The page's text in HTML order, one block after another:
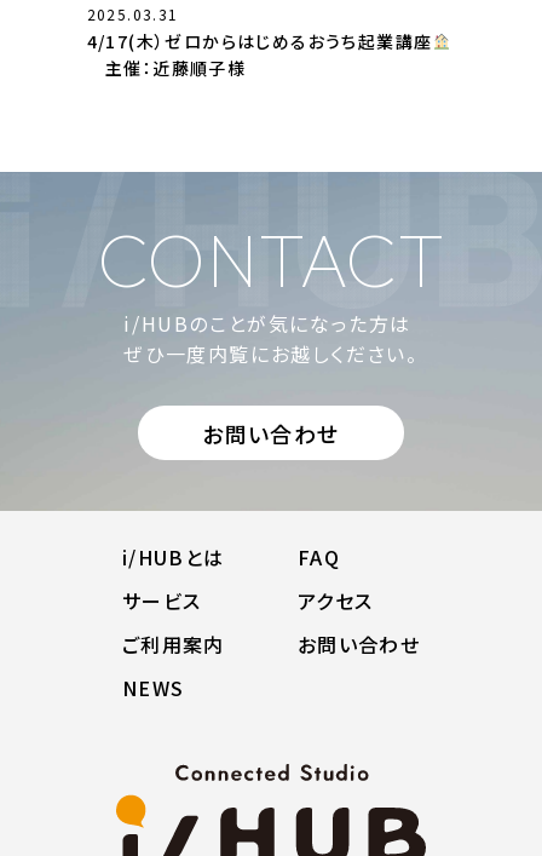
2025.03.31
4/17(木）ゼロからはじめるおうち起業講座
主催：近藤順子様
CONTACT
i/HUBのことが気になった方は
ぜひ一度内覧にお越しください。
お問い合わせ
i/HUBとは
サービス
ご利用案内
NEWS
FAQ
アクセス
お問い合わせ